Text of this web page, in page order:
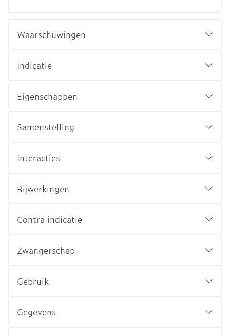
Waarschuwingen
Indicatie
Eigenschappen
Samenstelling
Interacties
Bijwerkingen
Contra indicatie
Zwangerschap
Gebruik
Gegevens